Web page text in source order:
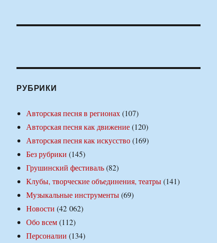
РУБРИКИ
Авторская песня в регионах(107)
Авторская песня как движение(120)
Авторская песня как искусство(169)
Без рубрики (145)
Грушинский фестиваль(82)
Клубы, творческие объединения, театры(141)
Музыкальные инструменты(69)
Новости (42 062)
Обо всем(112)
Персоналии (134)